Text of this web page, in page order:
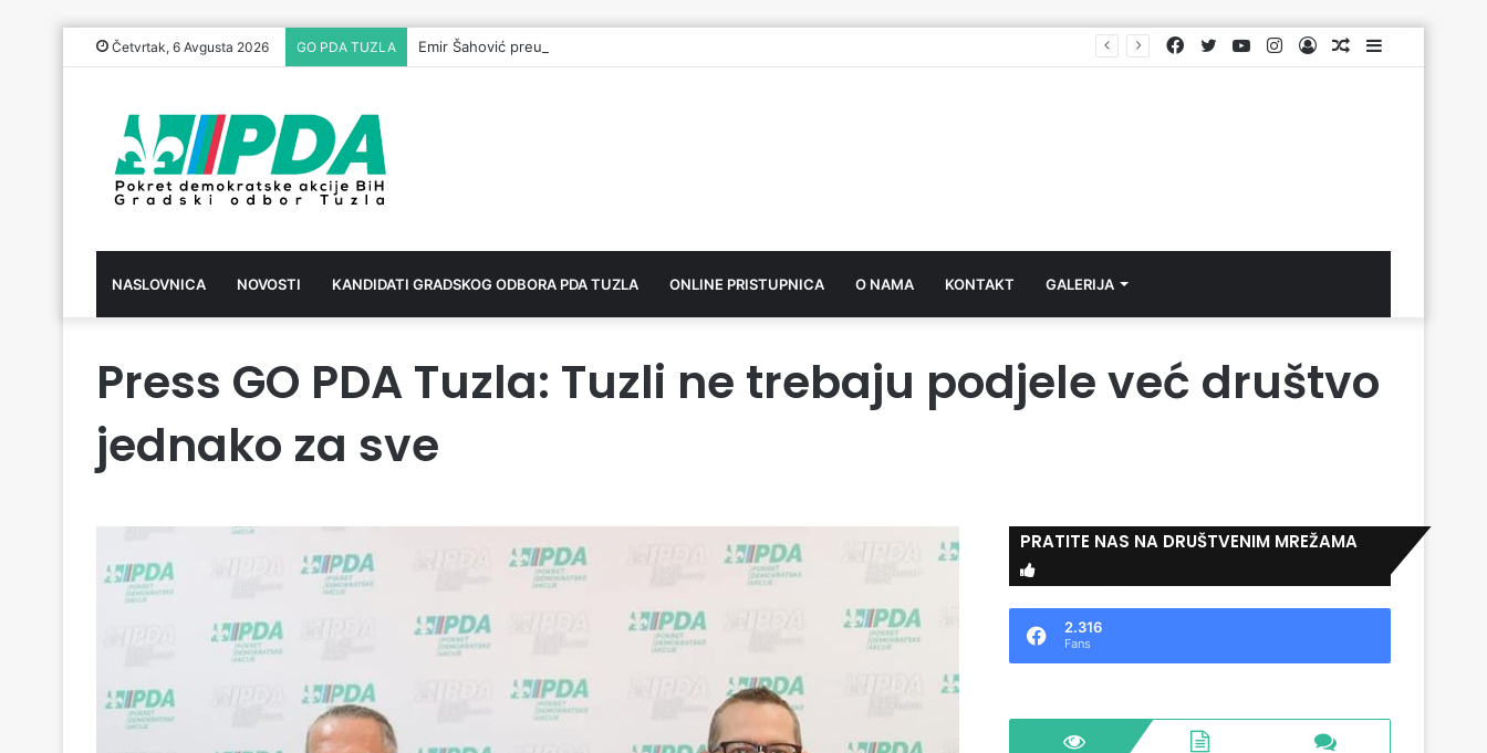
Četvrtak, 6 Avgusta 2026 GO PDA TUZLA Emir Šahović preuzeo mandat vijećnika u Gradskom vijeću Tuzla Aktuelno
Log
Instagram
YouTube
Twitter
Facebook
NASLOVNICA NOVOSTI KANDIDATI GRADSKOG ODBORA PDA TUZLA ONLINE PRISTUPNICA O NAMA KONTAKT GALERIJA
Press GO PDA Tuzla: Tuzli ne trebaju podjele već društvo
jednako za sve
PRATITE NAS NA DRUŠTVENIM MREŽAMA
2.316
Fans